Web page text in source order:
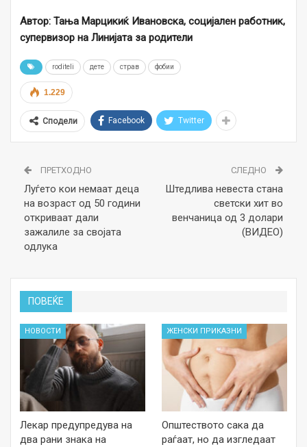
Автор: Тања Марцикиќ Ивановска, социјален работник,
супервизор на Линијата за родители
roditeli дете страв фобии
1.229
Сподели Facebook Twitter
ПРЕТХОДНО
Луѓето кои немаат деца
на возраст од 50 години
откриваат дали
зажалиле за својата
одлука
СЛЕДНО
Штедлива невеста стана
светски хит во
венчаница од 3 долари
(ВИДЕО)
ПОВЕЌЕ
НОВОСТИ
Лекар предупредува на
два рани знака на
ЖЕНСКИ ПРИКАЗНИ
Општеството сака да
раѓаат, но да изгледаат